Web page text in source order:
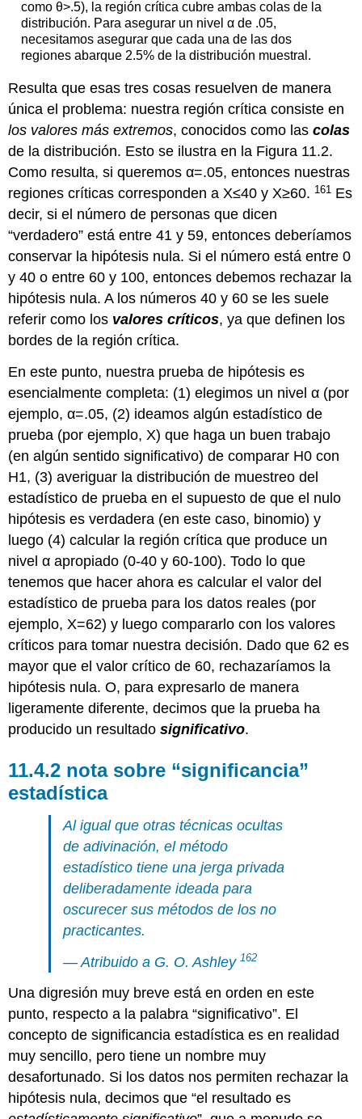
como θ>.5), la región crítica cubre ambas colas de la
distribución. Para asegurar un nivel α de .05,
necesitamos asegurar que cada una de las dos
regiones abarque 2.5% de la distribución muestral.
Resulta que esas tres cosas resuelven de manera
única el problema: nuestra región crítica consiste en
los valores más extremos, conocidos como lascolas
de la distribución. Esto se ilustra en la Figura 11.2.
Como resulta, si queremos α=.05, entonces nuestras
regiones críticas corresponden a X≤40 y X≥60. 161 Es
decir, si el número de personas que dicen
“verdadero” está entre 41 y 59, entonces deberíamos
conservar la hipótesis nula. Si el número está entre 0
y 40 o entre 60 y 100, entonces debemos rechazar la
hipótesis nula. A los números 40 y 60 se les suele
referir como los valores críticos, ya que definen los
bordes de la región crítica.
En este punto, nuestra prueba de hipótesis es
esencialmente completa: (1) elegimos un nivel α (por
ejemplo, α=.05, (2) ideamos algún estadístico de
prueba (por ejemplo, X) que haga un buen trabajo
(en algún sentido significativo) de comparar H0 con
H1, (3) averiguar la distribución de muestreo del
estadístico de prueba en el supuesto de que el nulo
hipótesis es verdadera (en este caso, binomio) y
luego (4) calcular la región crítica que produce un
nivel α apropiado (0-40 y 60-100). Todo lo que
tenemos que hacer ahora es calcular el valor del
estadístico de prueba para los datos reales (por
ejemplo, X=62) y luego compararlo con los valores
críticos para tomar nuestra decisión. Dado que 62 es
mayor que el valor crítico de 60, rechazaríamos la
hipótesis nula. O, para expresarlo de manera
ligeramente diferente, decimos que la prueba ha
producido un resultadosignificativo.
nota sobre “significancia”
estadística
Al igual que otras técnicas ocultas
de adivinación, el método
estadístico tiene una jerga privada
deliberadamente ideada para
oscurecer sus métodos de los no
practicantes.
— Atribuido a G. O. Ashley162
Una digresión muy breve está en orden en este
punto, respecto a la palabra “significativo”. El
concepto de significancia estadística es en realidad
muy sencillo, pero tiene un nombre muy
desafortunado. Si los datos nos permiten rechazar la
hipótesis nula, decimos que “el resultado es